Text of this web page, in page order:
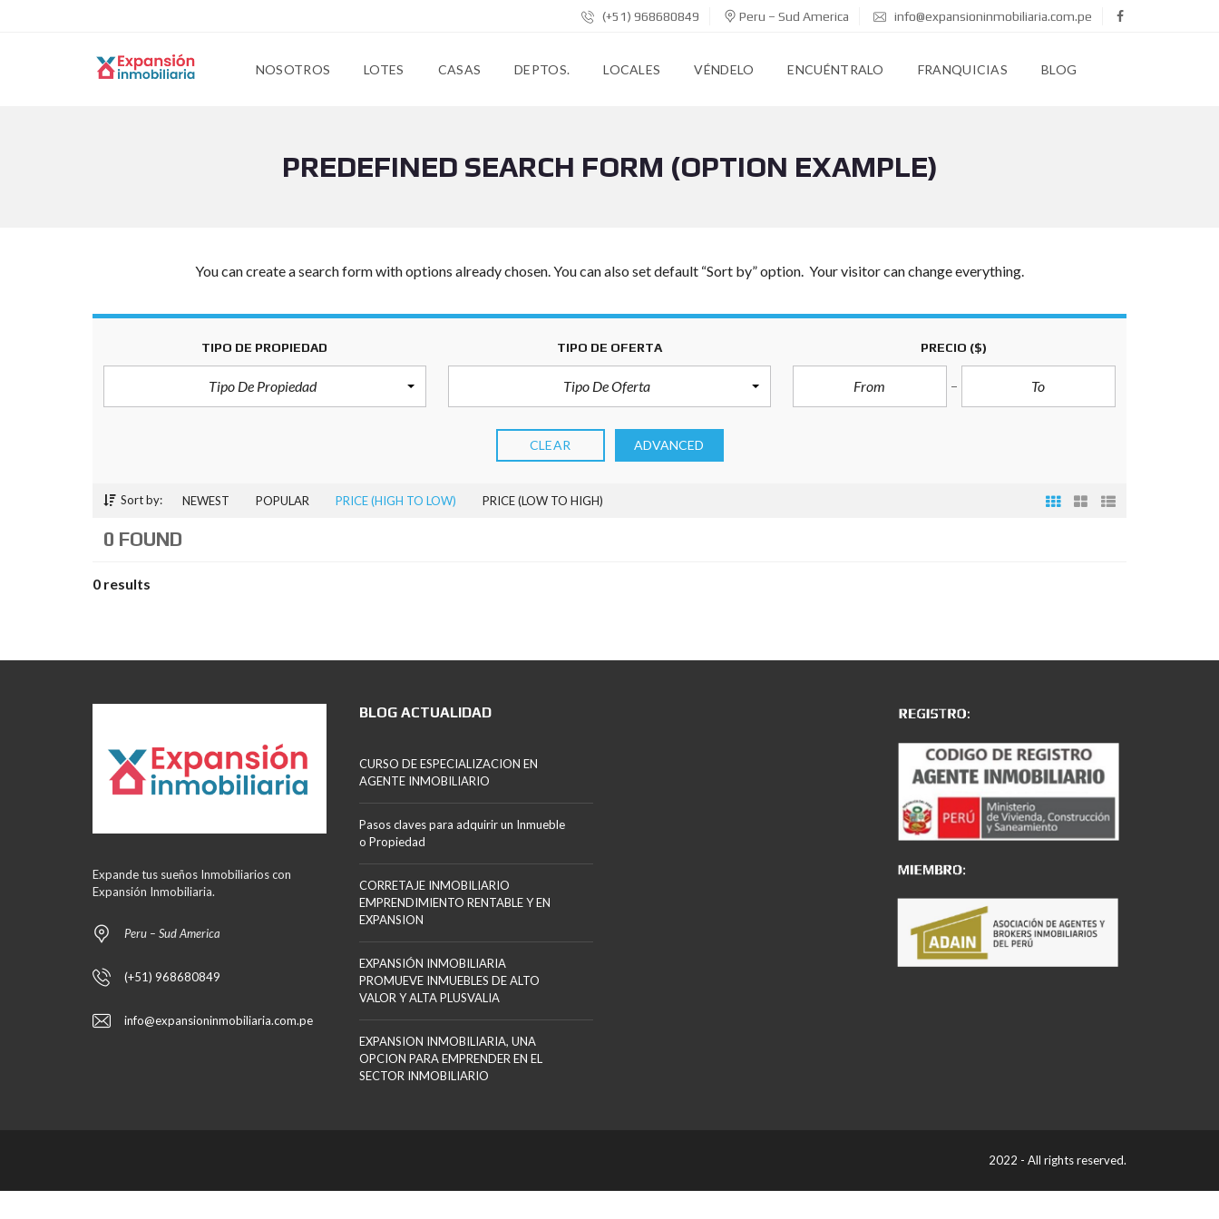
(+51) 968680849 Peru – Sud America info@expansioninmobiliaria.com.pe
NOSOTROS LOTES CASAS DEPTOS. LOCALES VÉNDELO ENCUÉNTRALO FRANQUICIAS BLOG
PREDEFINED SEARCH FORM (OPTION EXAMPLE)
You can create a search form with options already chosen. You can also set default “Sort by” option. Your visitor can change everything.
TIPO DE PROPIEDAD
Tipo De Propiedad
TIPO DE OFERTA
Tipo De Oferta
PRECIO ($)
CLEAR ADVANCED
Sort by: NEWEST POPULAR PRICE (HIGH TO LOW) PRICE (LOW TO HIGH)
0 FOUND
0 results
Expande tus sueños Inmobiliarios con
Expansión Inmobiliaria.
Peru – Sud America
(+51) 968680849
info@expansioninmobiliaria.com.pe
BLOG ACTUALIDAD
CURSO DE ESPECIALIZACION EN
AGENTE INMOBILIARIO
Pasos claves para adquirir un Inmueble
o Propiedad
CORRETAJE INMOBILIARIO
EMPRENDIMIENTO RENTABLE Y EN
EXPANSION
EXPANSIÓN INMOBILIARIA
PROMUEVE INMUEBLES DE ALTO
VALOR Y ALTA PLUSVALIA
EXPANSION INMOBILIARIA, UNA
OPCION PARA EMPRENDER EN EL
SECTOR INMOBILIARIO
2022 - All rights reserved.